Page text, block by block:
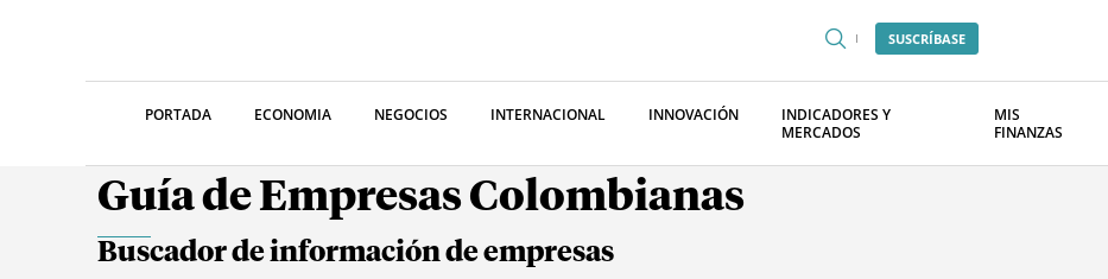
SUSCRÍBASE
PORTADA ECONOMIA NEGOCIOS INTERNACIONAL INNOVACIÓN
INDICADORES Y
MERCADOS
MIS
FINANZAS
Guía de Empresas Colombianas
Buscador de información de empresas